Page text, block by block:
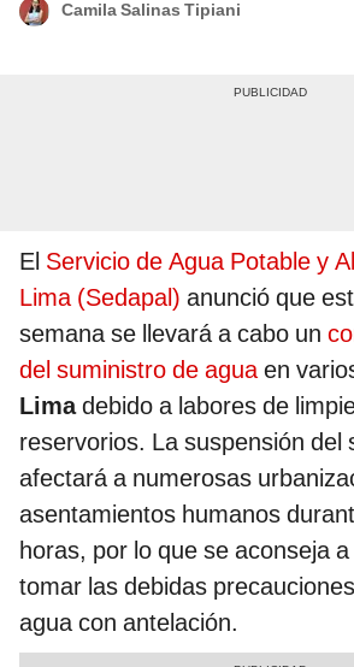
Camila Salinas Tipiani
El Servicio de Agua Potable y
Lima (Sedapal) anunció que
semana se llevará a cabo un
del suministro de aguaen
Limadebido a labores de
reservorios. La suspensión del
afectará a numerosas
asentamientos humanos
horas, por lo que se aconseja
tomar las debidas
agua con antelación.